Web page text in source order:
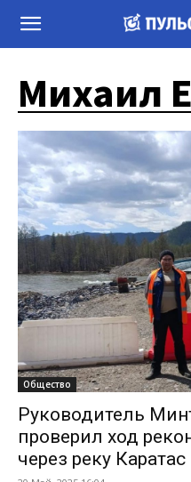
Михаил
Общество
Руководитель
проверил ход
через реку Каратас